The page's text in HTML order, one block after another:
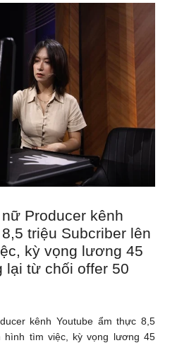
Producer kênh
triệu Subcriber lên
kỳ vọng lương 45
lại từ chối offer 50
kênh Youtube ẩm thực 8,5
hình tìm việc, kỳ vọng lương 45